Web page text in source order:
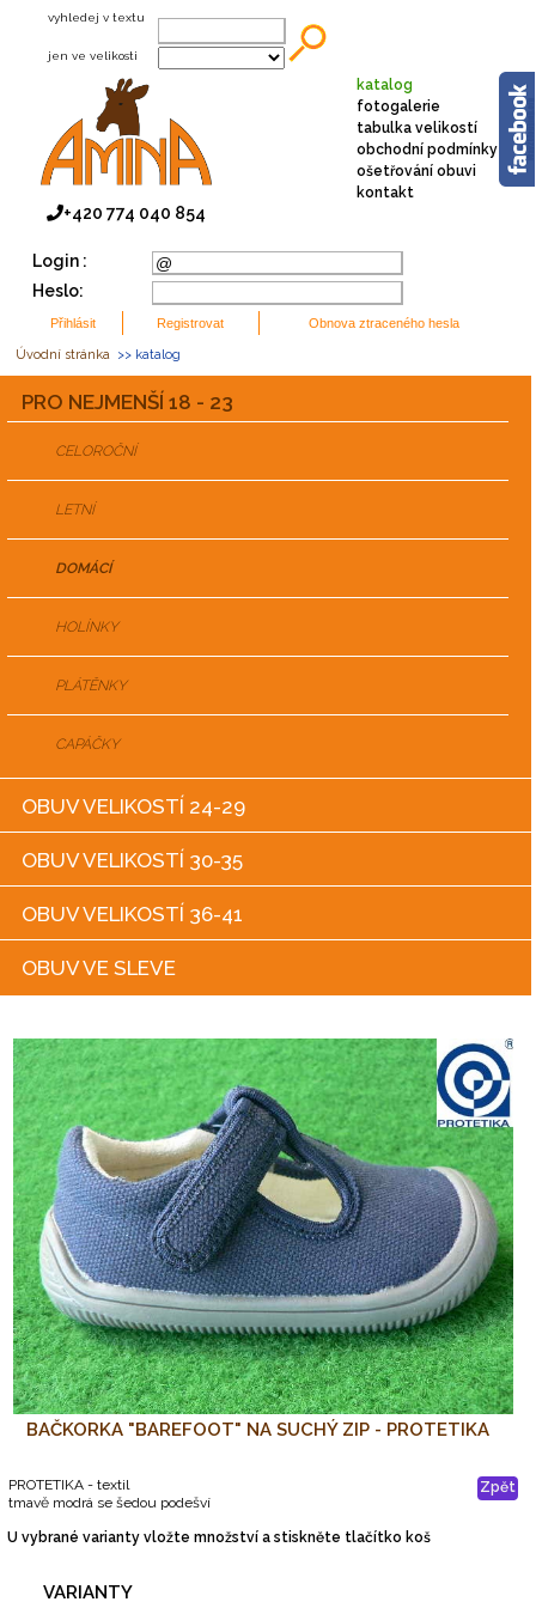
+420 774 040 854
vyhledej v textu
jen ve velikosti
Login :
Heslo:
Úvodní stránka >> katalog
katalog
fotogalerie
tabulka velikostí
obchodní podmínky
ošetřování obuvi
kontakt
PRO NEJMENŠÍ 18 - 23
CELOROČNÍ
LETNÍ
DOMÁCÍ
HOLÍNKY
PLÁTĚNKY
CAPÁČKY
OBUV VELIKOSTÍ 24-29
OBUV VELIKOSTÍ 30-35
OBUV VELIKOSTÍ 36-41
OBUV VE SLEVE
BAČKORKA "BAREFOOT" NA SUCHÝ ZIP - PROTETIKA
Zpět
PROTETIKA - textil
tmavě modrá se šedou podešví
U vybrané varianty vložte množství a stiskněte tlačítko koš
VARIANTY